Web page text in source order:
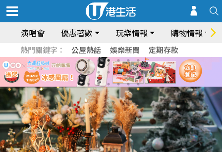
演唱會 優惠著數 玩樂情報 購物情報
熱門關鍵字： 公屋熱話 娛樂新聞 定期存款